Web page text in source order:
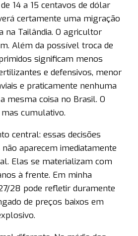
14 a 15 centavos de dólar
certamente uma migração
na Tailândia. O agricultor
Além da possível troca de
significam menos
e defensivos, menor
e praticamente nenhuma
mesma coisa no Brasil. O
cumulativo.
central: essas decisões
aparecem imediatamente
Elas se materializam com
à frente. Em minha
28 pode refletir duramente
de preços baixos em